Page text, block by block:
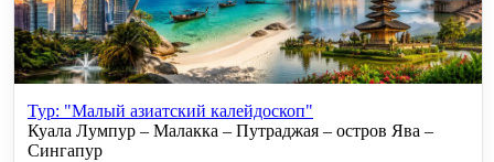
Тур: "Малый азиатский калейдоскоп"
Куала Лумпур – Малакка – Путраджая – остров Ява –
Сингапур